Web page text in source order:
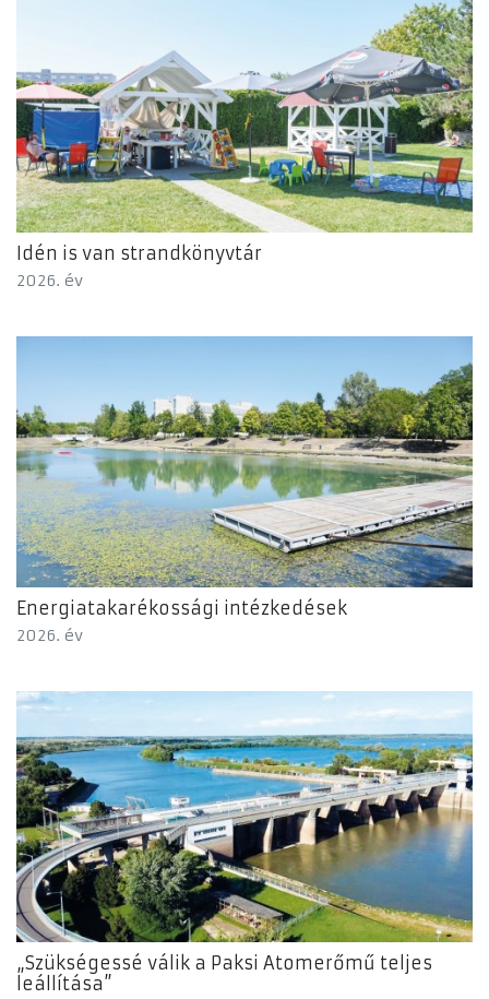
Idén is van strandkönyvtár
2026. év
Energiatakarékossági intézkedések
2026. év
„Szükségessé válik a Paksi Atomerőmű teljes
leállítása”